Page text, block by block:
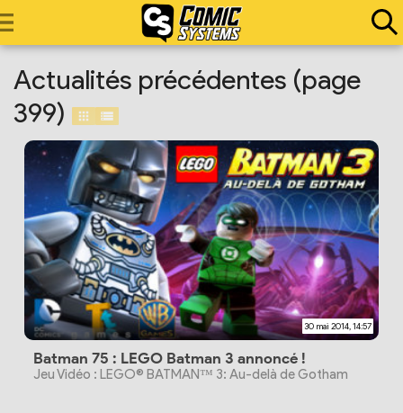
Actualités précédentes (page
399)
30 mai 2014, 14:57
Batman 75 : LEGO Batman 3 annoncé !
Jeu Vidéo : LEGO® BATMAN™ 3: Au-delà de Gotham